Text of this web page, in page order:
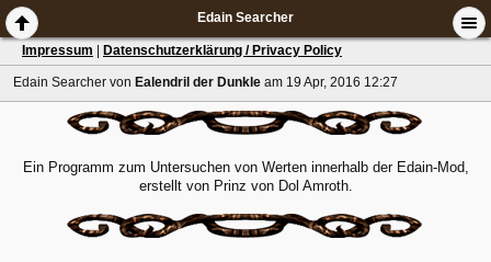
Edain Searcher
Impressum Datenschutzerklärung / Privacy Policy
Edain Searcher von Ealendril der Dunkle am 19 Apr, 2016 12:27
Ein Programm zum Untersuchen von Werten innerhalb der Edain-Mod,
erstellt von Prinz von Dol Amroth.